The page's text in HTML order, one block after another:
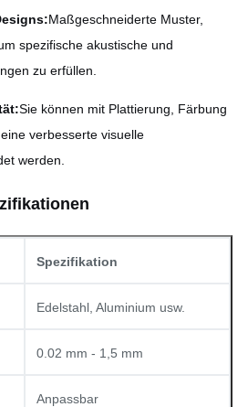
Maßgeschneiderte Muster,
spezifische akustische und
zu erfüllen.
Sie können mit Plattierung, Färbung
verbesserte visuelle
werden.
Spezifikation
Edelstahl, Aluminium usw.
0.02 mm - 1,5 mm
Anpassbar